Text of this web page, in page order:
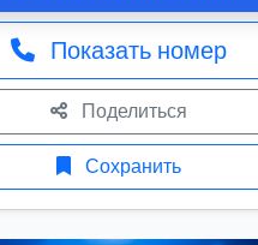
Показать номер
Поделиться
Сохранить